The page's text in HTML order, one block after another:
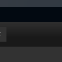
ガーデニ